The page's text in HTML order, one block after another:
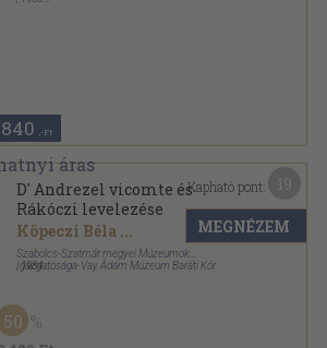
Egy világbirodalom
végvidékén
Hegyi Klára
Gondolat Könyvkiadó
,1982
Ragasztott papírkötés ,291
Magyar História sorozat
1.140
Kapható pont: 10
MEGNÉZEM